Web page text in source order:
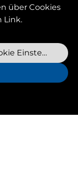
über Cookies
Link.
Einstellungen